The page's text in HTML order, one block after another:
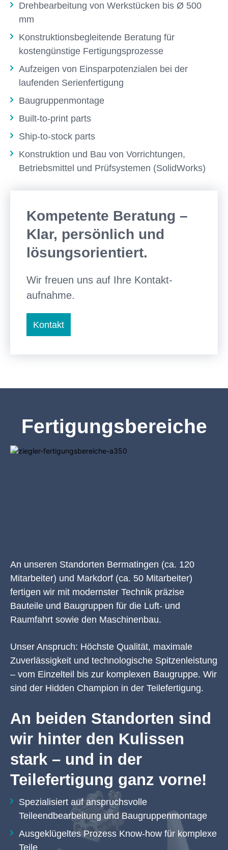
Drehbearbeitung von Werkstücken bis Ø 500
mm
Konstruktionsbegleitende Beratung für
kostengünstige Fertigungsprozesse
Aufzeigen von Einsparpotenzialen bei der
laufenden Serienfertigung
Baugruppenmontage
Built-to-print parts
Ship-to-stock parts
Konstruktion und Bau von Vorrichtungen,
Betriebsmittel und Prüfsystemen (SolidWorks)
Kompetente Beratung –
Klar, persönlich und
lösungsorientiert.
Wir freuen uns auf Ihre Kontakt­
aufnahme.
Kontakt
Fertigungsbereiche
An unseren Standorten Bermatingen (ca. 120
Mitarbeiter) und Markdorf (ca. 50 Mitarbeiter)
fertigen wir mit modernster Technik präzise
Bauteile und Baugruppen für die Luft- und
Raumfahrt sowie den Maschinenbau.
Unser Anspruch: Höchste Qualität, maximale
Zuverlässigkeit und technologische Spitzenleistung
– vom Einzelteil bis zur komplexen Baugruppe. Wir
sind der Hidden Champion in der Teilefertigung.
An beiden Standorten sind
wir hinter den Kulissen
stark – und in der
Teilefertigung ganz vorne!
Spezialisiert auf anspruchsvolle
Teileendbearbeitung und Baugruppenmontage
Ausgeklügeltes Prozess Know-how für komplexe
Teile